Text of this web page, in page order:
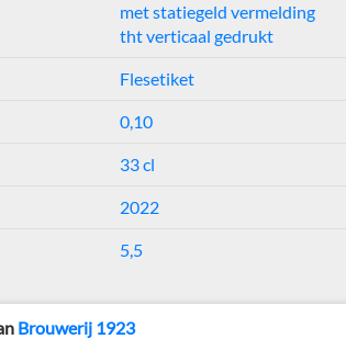
met statiegeld vermelding
tht verticaal gedrukt
Flesetiket
0,10
33 cl
2022
5,5
Brouwerij 1923